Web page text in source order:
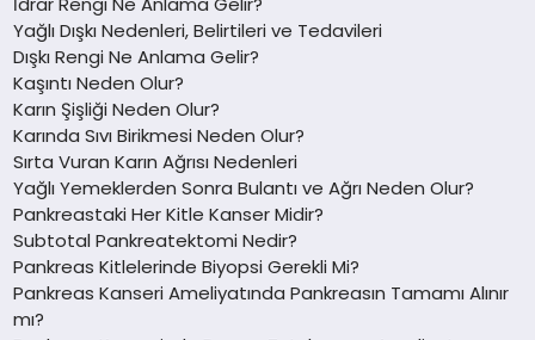
Yağlı Dışkı Nedenleri, Belirtileri ve Tedavileri
Dışkı Rengi Ne Anlama Gelir?
Kaşıntı Neden Olur?
Karın Şişliği Neden Olur?
Karında Sıvı Birikmesi Neden Olur?
Sırta Vuran Karın Ağrısı Nedenleri
Yağlı Yemeklerden Sonra Bulantı ve Ağrı Neden Olur?
Pankreastaki Her Kitle Kanser Midir?
Subtotal Pankreatektomi Nedir?
Pankreas Kitlelerinde Biyopsi Gerekli Mi?
Pankreas Kanseri Ameliyatında Pankreasın Tamamı Alınır
mı?